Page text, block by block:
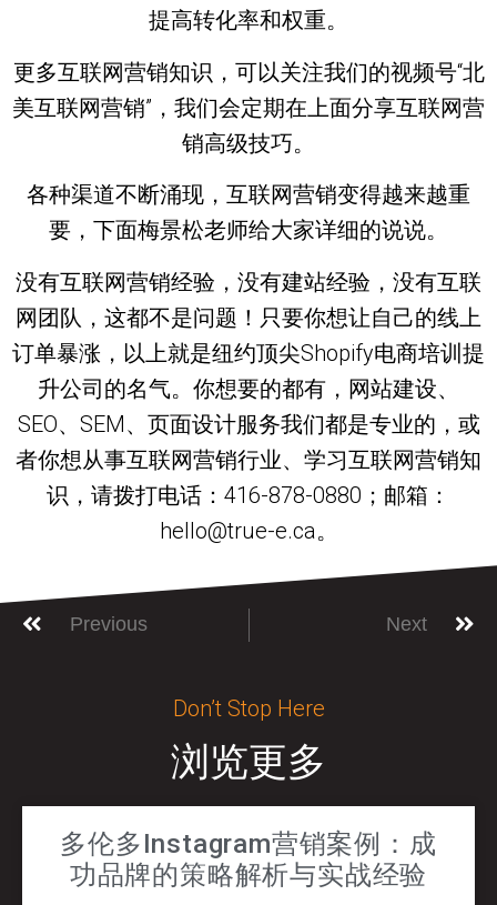
提高转化率和权重。
更多互联网营销知识，可以关注我们的视频号“北
美互联网营销”，我们会定期在上面分享互联网营
销高级技巧。
各种渠道不断涌现，互联网营销变得越来越重
要，下面梅景松老师给大家详细的说说。
没有互联网营销经验，没有建站经验，没有互联
网团队，这都不是问题！只要你想让自己的线上
订单暴涨，以上就是纽约顶尖Shopify电商培训提
升公司的名气。你想要的都有，网站建设、
SEO、SEM、页面设计服务我们都是专业的，或
者你想从事互联网营销行业、学习互联网营销知
识，请拨打电话：416-878-0880；邮箱：
hello@true-e.ca。
Previous Next
Don’t Stop Here
浏览更多
多伦多Instagram营销案例：成
功品牌的策略解析与实战经验